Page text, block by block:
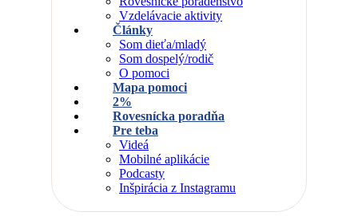
Vzdelávacie aktivity
Články
Som dieťa/mladý
Som dospelý/rodič
O pomoci
Mapa pomoci
2%
Rovesnícka poradňa
Pre teba
Videá
Mobilné aplikácie
Podcasty
Inšpirácia z Instagramu